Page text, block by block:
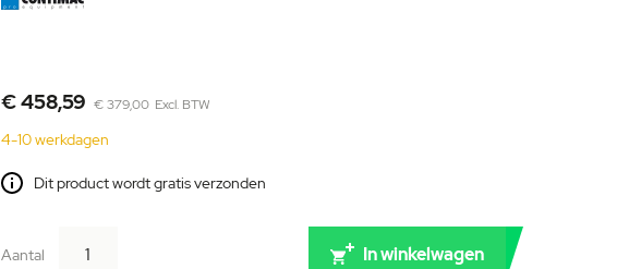
€ 458,59 € 379,00
4-10 werkdagen
Dit product wordt gratis verzonden
Aantal In winkelwagen